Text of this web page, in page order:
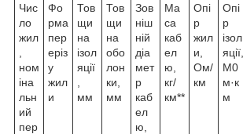
Чис
ло
жил
ном
іна
льн
ий
пер
Фо
рма
пер
еріз
у
жил
и
Тов
щи
на
ізол
яції
мм
Тов
щи
на
обо
лон
ки,
мм
Зов
ніш
ній
діа
мет
р
каб
ел
ю,
Ма
са
каб
ел
ю,
кг/
км**
Опі
р
жил
и,
Ом/
км
Опі
р
ізол
яції,
М0
м·к
м